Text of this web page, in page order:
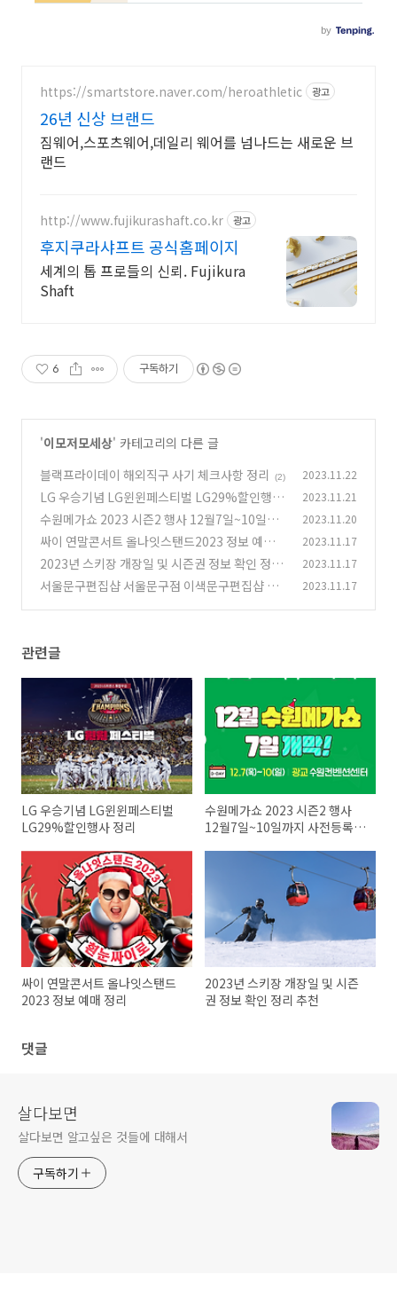
https://smartstore.naver.com/heroathletic 광고
26년 신상 브랜드
짐웨어,스포츠웨어,데일리 웨어를 넘나드는 새로운 브
랜드
http://www.fujikurashaft.co.kr 광고
후지쿠라샤프트 공식홈페이지
세계의 톱 프로들의 신뢰. Fujikura
Shaft
6 구독하기
'이모저모세상' 카테고리의 다른 글
블랙프라이데이 해외직구 사기 체크사항 정리
(2) 2023.11.22
LG 우승기념 LG윈윈페스티벌 LG29%할인행사
정리
(18)
2023.11.21
수원메가쇼 2023 시즌2 행사 12월7일~10일까
지 사전등록 정리 추천
(5)
2023.11.20
싸이 연말콘서트 올나잇스탠드2023 정보 예매
정리
(2)
2023.11.17
2023년 스키장 개장일 및 시즌권 정보 확인 정리
추천
(4)
2023.11.17
서울문구편집샵 서울문구점 이색문구편집샵 모
2023.11.17
관련글
LG 우승기념 LG윈윈페스티벌
LG29%할인행사 정리
수원메가쇼 2023 시즌2 행사
12월7일~10일까지 사전등록
싸이 연말콘서트 올나잇스탠드
2023 정보 예매 정리
2023년 스키장 개장일 및 시즌
권 정보 확인 정리 추천
댓글
살다보면
살다보면 알고싶은 것들에 대해서
구독하기